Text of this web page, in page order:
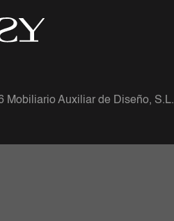
Mobiliario Auxiliar de Diseño, S.L.